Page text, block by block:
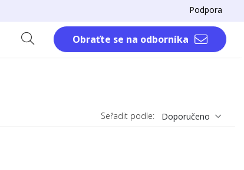
Podpora
Obraťte se na odborníka
Seřadit podle: Doporučeno